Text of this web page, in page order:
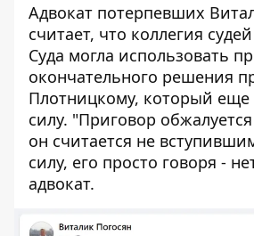
Адвокат потерпевших
считает, что коллегия
Суда могла использовать
окончательного решения
Плотницкому, который еще
силу. "Приговор
он считается не
силу, его просто говоря -
адвокат.